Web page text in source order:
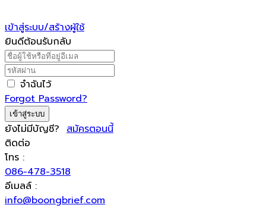
เข้าสู่ระบบ/สร้างผู้ใช้
ยินดีต้อนรับกลับ
จำฉันไว้
Forgot Password?
เข้าสู่ระบบ
ยังไม่มีบัญชี? สมัครตอนนี้
ติดต่อ
โทร :
086-478-3518
อีเมลล์ :
info@boongbrief.com